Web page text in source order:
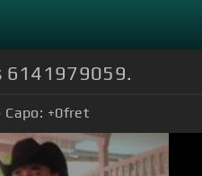
6141979059.
Capo: +0fret